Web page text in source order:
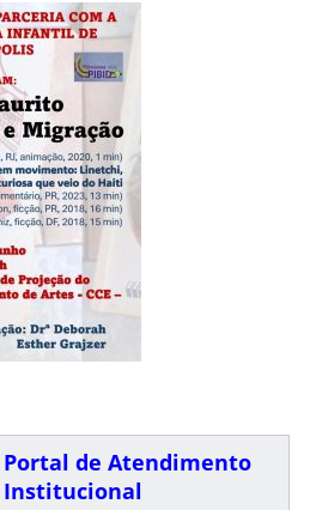
Portal de Atendimento
Institucional